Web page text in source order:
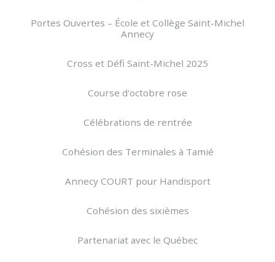
Portes Ouvertes – École et Collège Saint-Michel
Annecy
Cross et Défi Saint-Michel 2025
Course d'octobre rose
Célébrations de rentrée
Cohésion des Terminales à Tamié
Annecy COURT pour Handisport
Cohésion des sixièmes
Partenariat avec le Québec